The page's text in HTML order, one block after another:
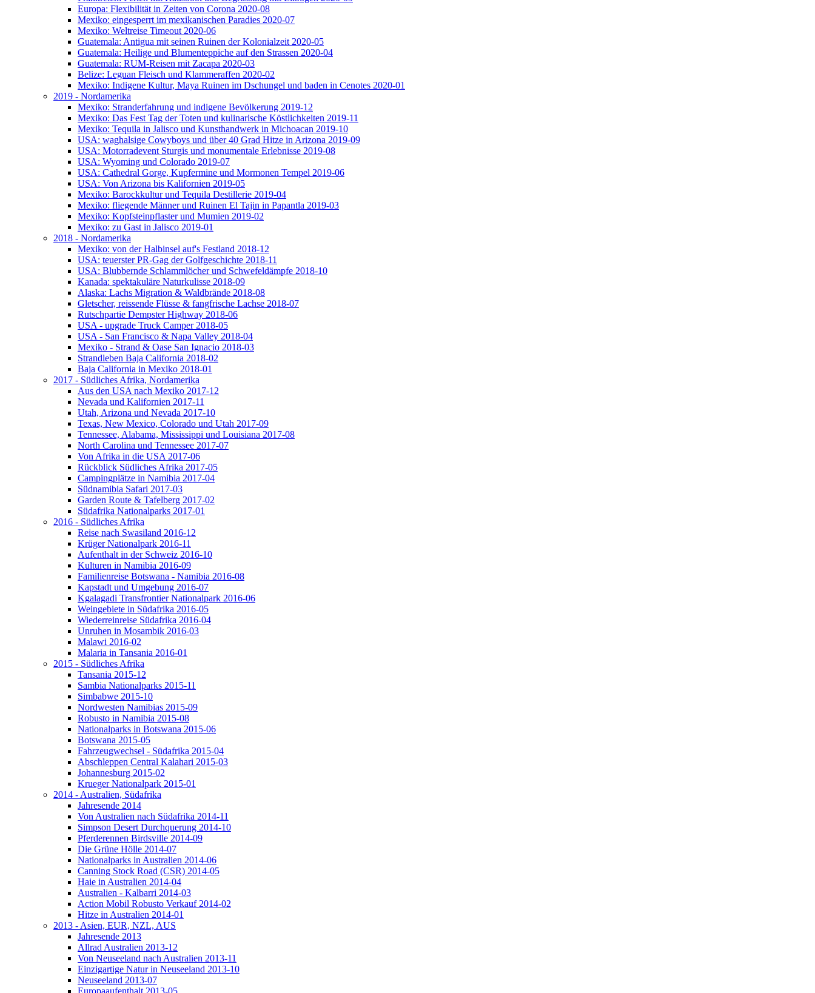
Europa: Flexibilität in Zeiten von Corona 2020-08
Mexiko: eingesperrt im mexikanischen Paradies 2020-07
Mexiko: Weltreise Timeout 2020-06
Guatemala: Antigua mit seinen Ruinen der Kolonialzeit 2020-05
Guatemala: Heilige und Blumenteppiche auf den Strassen 2020-04
Guatemala: RUM-Reisen mit Zacapa 2020-03
Belize: Leguan Fleisch und Klammeraffen 2020-02
Mexiko: Indigene Kultur, Maya Ruinen im Dschungel und baden in Cenotes 2020-01
2019 - Nordamerika
Mexiko: Stranderfahrung und indigene Bevölkerung 2019-12
Mexiko: Das Fest Tag der Toten und kulinarische Köstlichkeiten 2019-11
Mexiko: Tequila in Jalisco und Kunsthandwerk in Michoacan 2019-10
USA: waghalsige Cowyboys und über 40 Grad Hitze in Arizona 2019-09
USA: Motorradevent Sturgis und monumentale Erlebnisse 2019-08
USA: Wyoming und Colorado 2019-07
USA: Cathedral Gorge, Kupfermine und Mormonen Tempel 2019-06
USA: Von Arizona bis Kalifornien 2019-05
Mexiko: Barockkultur und Tequila Destillerie 2019-04
Mexiko: fliegende Männer und Ruinen El Tajin in Papantla 2019-03
Mexiko: Kopfsteinpflaster und Mumien 2019-02
Mexiko: zu Gast in Jalisco 2019-01
2018 - Nordamerika
Mexiko: von der Halbinsel auf's Festland 2018-12
USA: teuerster PR-Gag der Golfgeschichte 2018-11
USA: Blubbernde Schlammlöcher und Schwefeldämpfe 2018-10
Kanada: spektakuläre Naturkulisse 2018-09
Alaska: Lachs Migration & Waldbrände 2018-08
Gletscher, reissende Flüsse & fangfrische Lachse 2018-07
Rutschpartie Dempster Highway 2018-06
USA - upgrade Truck Camper 2018-05
USA - San Francisco & Napa Valley 2018-04
Mexiko - Strand & Oase San Ignacio 2018-03
Strandleben Baja California 2018-02
Baja California in Mexiko 2018-01
2017 - Südliches Afrika, Nordamerika
Aus den USA nach Mexiko 2017-12
Nevada und Kalifornien 2017-11
Utah, Arizona und Nevada 2017-10
Texas, New Mexico, Colorado und Utah 2017-09
Tennessee, Alabama, Mississippi und Louisiana 2017-08
North Carolina und Tennessee 2017-07
Von Afrika in die USA 2017-06
Rückblick Südliches Afrika 2017-05
Campingplätze in Namibia 2017-04
Südnamibia Safari 2017-03
Garden Route & Tafelberg 2017-02
Südafrika Nationalparks 2017-01
2016 - Südliches Afrika
Reise nach Swasiland 2016-12
Krüger Nationalpark 2016-11
Aufenthalt in der Schweiz 2016-10
Kulturen in Namibia 2016-09
Familienreise Botswana - Namibia 2016-08
Kapstadt und Umgebung 2016-07
Kgalagadi Transfrontier Nationalpark 2016-06
Weingebiete in Südafrika 2016-05
Wiederreinreise Südafrika 2016-04
Unruhen in Mosambik 2016-03
Malawi 2016-02
Malaria in Tansania 2016-01
2015 - Südliches Afrika
Tansania 2015-12
Sambia Nationalparks 2015-11
Simbabwe 2015-10
Nordwesten Namibias 2015-09
Robusto in Namibia 2015-08
Nationalparks in Botswana 2015-06
Botswana 2015-05
Fahrzeugwechsel - Südafrika 2015-04
Abschleppen Central Kalahari 2015-03
Johannesburg 2015-02
Krueger Nationalpark 2015-01
2014 - Australien, Südafrika
Jahresende 2014
Von Australien nach Südafrika 2014-11
Simpson Desert Durchquerung 2014-10
Pferderennen Birdsville 2014-09
Die Grüne Hölle 2014-07
Nationalparks in Australien 2014-06
Canning Stock Road (CSR) 2014-05
Haie in Australien 2014-04
Australien - Kalbarri 2014-03
Action Mobil Robusto Verkauf 2014-02
Hitze in Australien 2014-01
2013 - Asien, EUR, NZL, AUS
Jahresende 2013
Allrad Australien 2013-12
Von Neuseeland nach Australien 2013-11
Einzigartige Natur in Neuseeland 2013-10
Neuseeland 2013-07
Europaaufenthalt 2013-05